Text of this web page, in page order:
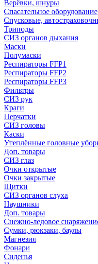
Верёвки, шнуры
Спасательное оборудование
Спусковые,
Триподы
СИЗ органов дыхания
Маски
Полумаски
Респираторы FFP1
Респираторы FFP2
Респираторы FFP3
Фильтры
СИЗ рук
Краги
Перчатки
СИЗ головы
Каски
Утеплённые головные
Доп. товары
СИЗ глаз
Очки открытые
Очки закрытые
Щитки
СИЗ органов слуха
Наушники
Доп. товары
Снежно-ледовое
Сумки, рюкзаки, баулы
Магнезия
Фонари
Сиденья